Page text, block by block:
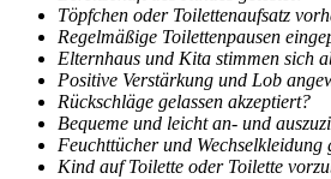
Töpfchen oder Toilettenaufsatz
Regelmäßige Toilettenpausen
Elternhaus und Kita stimmen sich
Positive Verstärkung und Lob
Rückschläge gelassen akzeptiert?
Bequeme und leicht an- und
Feuchttücher und Wechselkleidung
Kind auf Toilette oder Toilette